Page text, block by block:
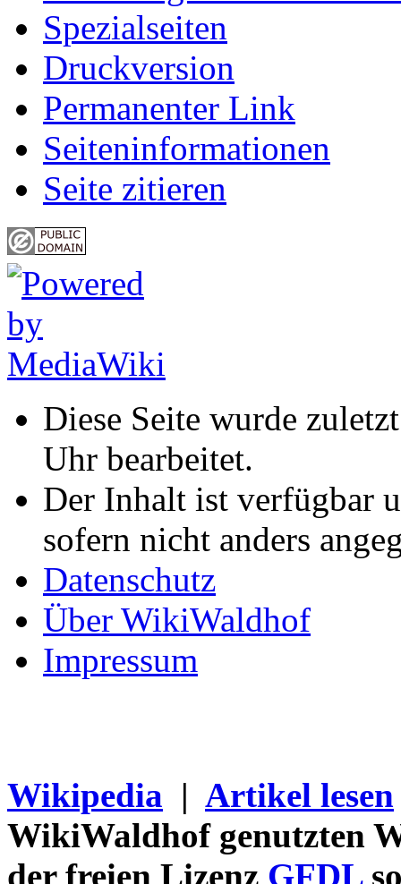
Spezialseiten
Druckversion
Permanenter Link
Seiten­informationen
Seite zitieren
Diese Seite wurde
Uhr bearbeitet.
Der Inhalt ist verfügbar
sofern nicht anders
Datenschutz
Über WikiWaldhof
Impressum
Wikipedia | Artikel lesen
WikiWaldhof genutzten
der freien Lizenz GFDL